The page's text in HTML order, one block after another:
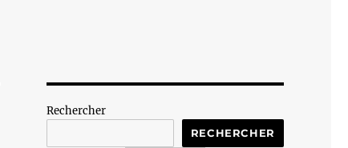
Rechercher
RECHERCHER